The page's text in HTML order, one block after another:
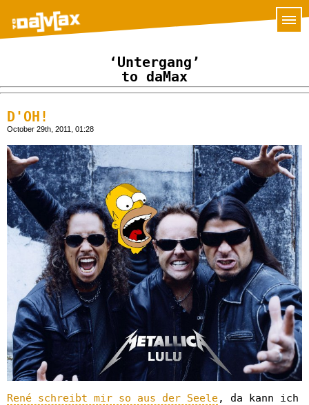
‘Untergang’
to daMax
D'OH!
October 29th, 2011, 01:28
René schreibt mir so aus der Seele, da kann ich